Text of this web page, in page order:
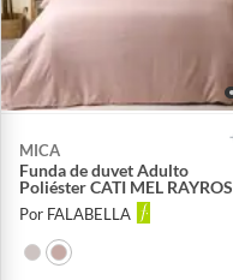
MICA
Funda de duvet Adulto
Poliéster CATI MEL RAYROS
Por FALABELLA